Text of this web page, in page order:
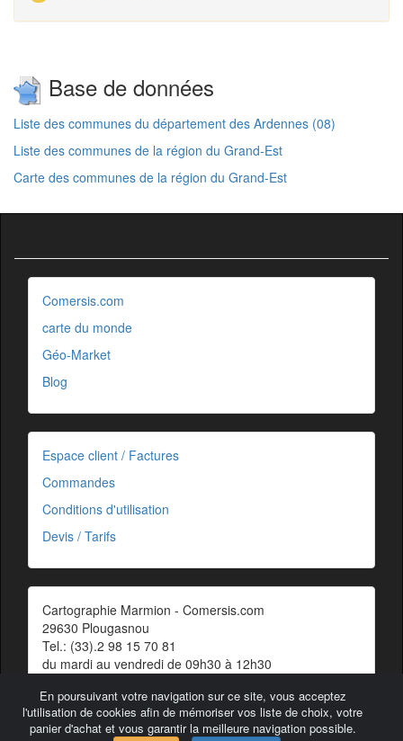
Base de données
Liste des communes du département des Ardennes (08)
Liste des communes de la région du Grand-Est
Carte des communes de la région du Grand-Est
En poursuivant votre navigation sur ce site, vous acceptez
l'utilisation de cookies afin de mémoriser vos liste de choix, votre
panier d'achat et vous garantir la meilleure navigation possible.
Comersis.com
carte du monde
Géo-Market
Blog
Espace client / Factures
Commandes
Conditions d'utilisation
Devis / Tarifs
Cartographie Marmion - Comersis.com
29630 Plougasnou
Tel.: (33).2 98 15 70 81
du mardi au vendredi de 09h30 à 12h30
Contact